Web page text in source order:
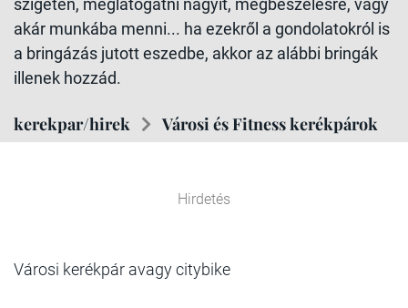
szigeten, meglátogatni nagyit, megbeszélésre, vagy
akár munkába menni... ha ezekről a gondolatokról is
a bringázás jutott eszedbe, akkor az alábbi bringák
illenek hozzád.
kerekpar/hirek Városi és Fitness kerékpárok
Hirdetés
Városi kerékpár avagy citybike